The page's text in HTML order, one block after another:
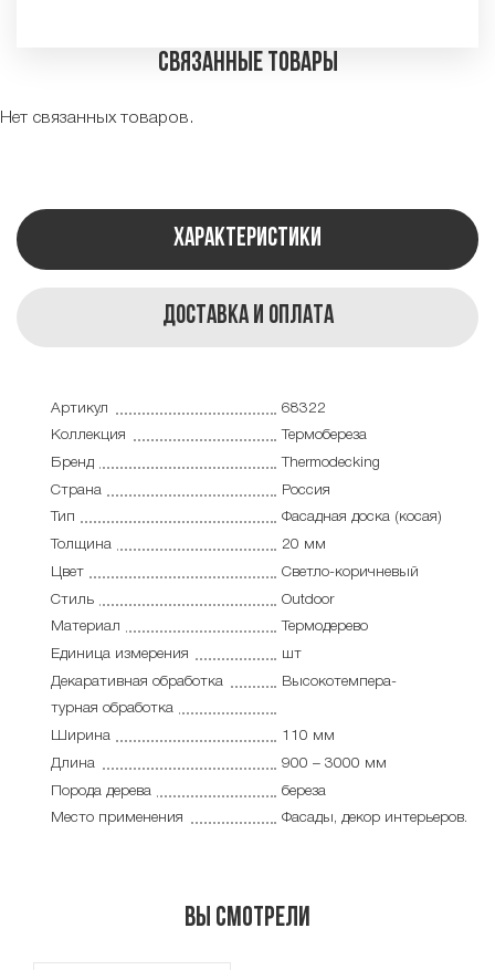
Связанные товары
Нет связанных товаров.
Характеристики
Доставка и оплата
Артикул
68322
Коллекция
Термобереза
Бренд
Thermodecking
Страна
Россия
Тип
Фасадная доска (косая)
Толщина
20 мм
Цвет
Светло-коричневый
Стиль
Outdoor
Материал
Термодерево
Единица измерения
шт
Декаративная обработка
Высокотемпера-
турная обработка
Ширина
110 мм
Длина
900 – 3000 мм
Порода дерева
береза
Место применения
Фасады, декор интерьеров.
Вы смотрели